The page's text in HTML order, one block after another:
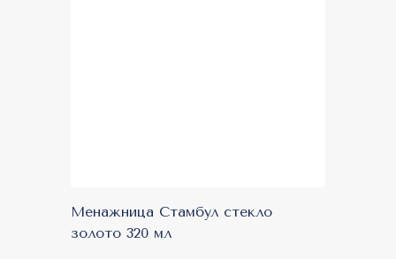
Менажница Стамбул стекло
золото 320 мл